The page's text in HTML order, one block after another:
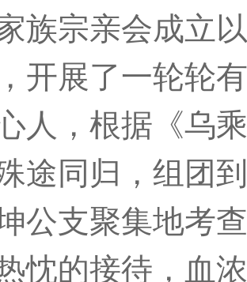
族宗亲会成立
开展了一轮轮
人，根据《乌
途同归，组团
公支聚集地考
忱的接待，血